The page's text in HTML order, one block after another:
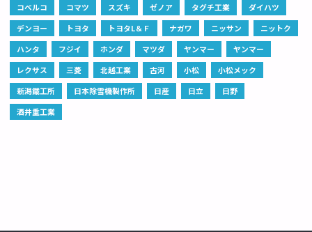
コベルコ
コマツ スズキ ゼノア タグチ工業
ダイハツ
デンヨー
トヨタ トヨタL＆Ｆ ナガワ ニッサン
ニットク
ハンタ
フジイ ホンダ マツダ ヤンマー
ヤンマー
レクサス
三菱 北越工業 古河 小松
小松メック
新潟鐵工所
日本除雪機製作所 日産 日立
日野
酒井重工業